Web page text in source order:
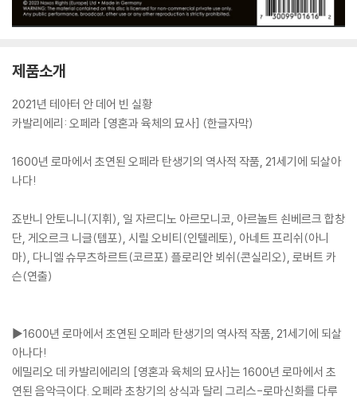
제품소개
2021년 테아터 안 데어 빈 실황
카발리에리: 오페라 [영혼과 육체의 묘사] (한글자막)
1600년 로마에서 초연된 오페라 탄생기의 역사적 작품, 21세기에 되살아
나다!
죠반니 안토니니(지휘), 일 자르디노 아르모니코, 아르놀트 쇤베르크 합창
단, 게오르크 니글(템포), 시릴 오비티(인텔레토), 아네트 프리쉬(아니
마), 다니엘 슈무츠하르트(코르포) 플로리안 뵈쉬(콘실리오), 로버트 카
슨(연출)
▶1600년 로마에서 초연된 오페라 탄생기의 역사적 작품, 21세기에 되살
아나다!
에밀리오 데 카발리에리의 [영혼과 육체의 묘사]는 1600년 로마에서 초
연된 음악극이다. 오페라 초창기의 상식과 달리 그리스-로마신화를 다루